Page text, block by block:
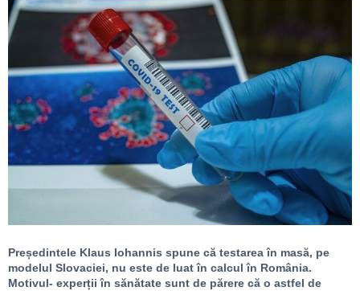
Președintele Klaus Iohannis spune că testarea în masă, pe
modelul Slovaciei, nu este de luat în calcul în România.
Motivul- experții în sănătate sunt de părere că o astfel de